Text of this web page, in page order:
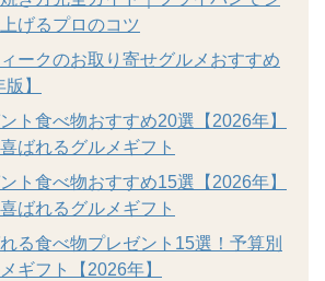
げるプロのコツ
ークのお取り寄せグルメおすすめ
】
ト食べ物おすすめ20選【2026年】
ばれるグルメギフト
ト食べ物おすすめ15選【2026年】
ばれるグルメギフト
る食べ物プレゼント15選！予算別
ギフト【2026年】